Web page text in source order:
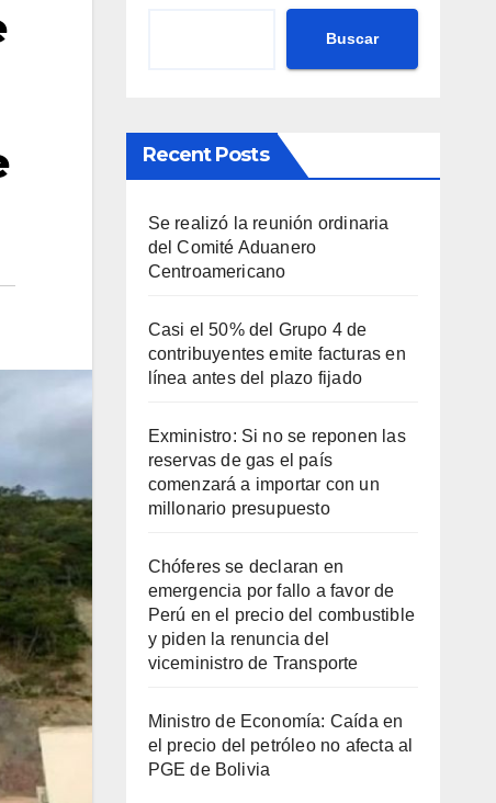
Buscar
Recent Posts
Se realizó la reunión ordinaria
del Comité Aduanero
Centroamericano
Casi el 50% del Grupo 4 de
contribuyentes emite facturas en
línea antes del plazo fijado
Exministro: Si no se reponen las
reservas de gas el país
comenzará a importar con un
millonario presupuesto
Chóferes se declaran en
emergencia por fallo a favor de
Perú en el precio del combustible
y piden la renuncia del
viceministro de Transporte
Ministro de Economía: Caída en
el precio del petróleo no afecta al
PGE de Bolivia